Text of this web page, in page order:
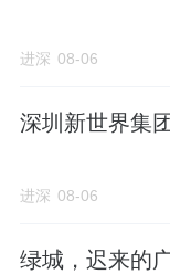
进深 08-06
深圳新世界集
进深 08-06
绿城，迟来的